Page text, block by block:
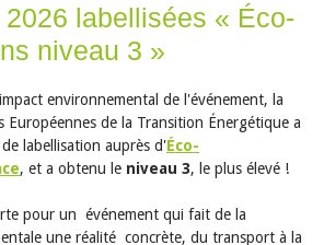
labellisées « Éco-
niveau 3 »
environnemental de l'événement, la
Européennes de la Transition Énergétique a
labellisation auprès d'Éco-
, et a obtenu le niveau 3, le plus élevé !
pour un événement qui fait de la
une réalité concrète, du transport à la